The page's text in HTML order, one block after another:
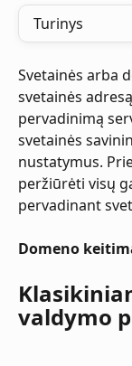
Turinys
Svetainės arba
svetainės
pervadinimą
svetainės
nustatymus.
peržiūrėti visų
pervadinant
Domeno
valdymo